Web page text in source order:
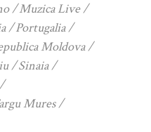
Muzica Live
Portugalia
Moldova
Sinaia
Mures